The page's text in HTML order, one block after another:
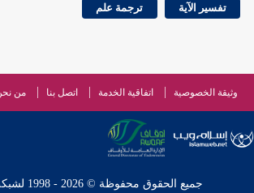
تفسير الآية ترجمة علم
وثيقة الخصوصية اتفاقية الخدمة اتصل بنا من
جميع الحقوق محفوظة © 2026 - 1998 لشبكة إسلام ويب